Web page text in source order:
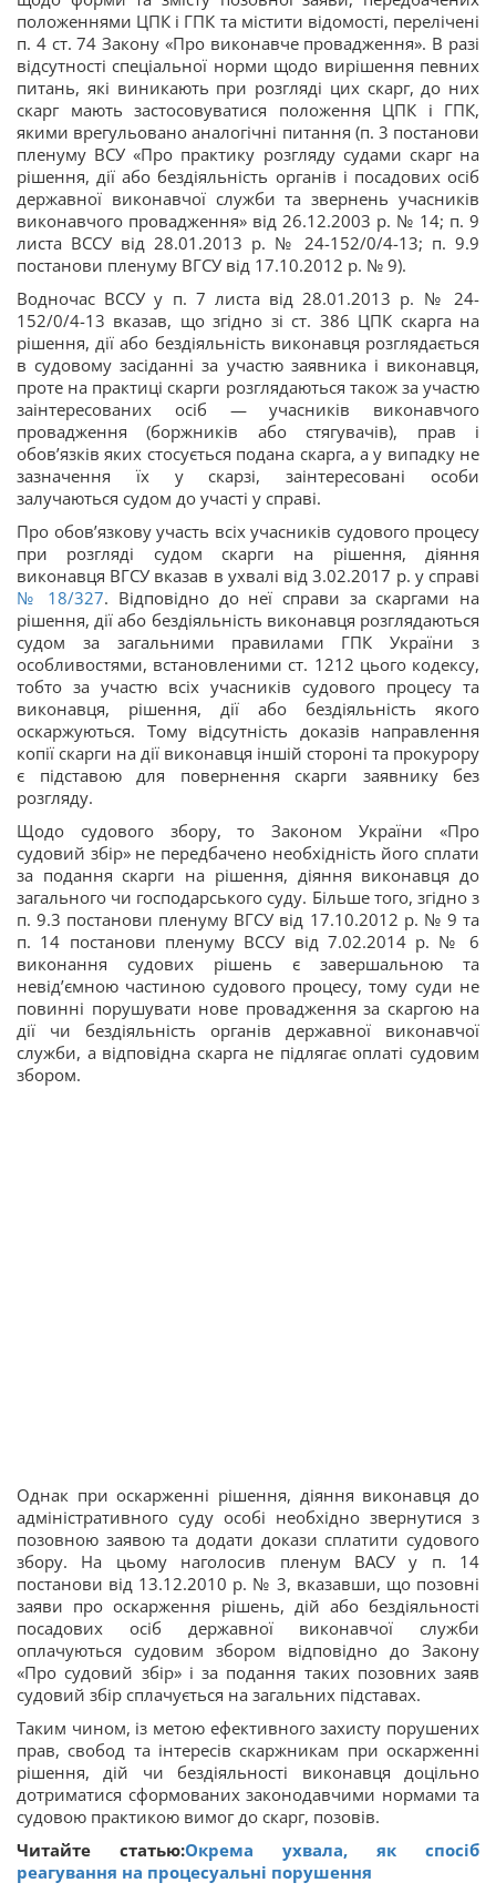
положеннями ЦПК і ГПК та містити відомості, перелічені
п. 4 ст. 74 Закону «Про виконавче провадження». В разі
відсутності спеціальної норми щодо вирішення певних
питань, які виникають при розгляді цих скарг, до них
скарг мають застосовуватися положення ЦПК і ГПК,
якими врегульовано аналогічні питання (п. 3 постанови
пленуму ВСУ «Про практику розгляду судами скарг на
рішення, дії або бездіяльність органів і посадових осіб
державної виконавчої служби та звернень учасників
виконавчого провадження» від 26.12.2003 р. № 14; п. 9
листа ВССУ від 28.01.2013 р. № 24-152/0/4-13; п. 9.9
постанови пленуму ВГСУ від 17.10.2012 р. № 9).
Водночас ВССУ у п. 7 листа від 28.01.2013 р. № 24-
152/0/4-13 вказав, що згідно зі ст. 386 ЦПК скарга на
рішення, дії або бездіяльність виконавця розглядається
в судовому засіданні за участю заявника і виконавця,
проте на практиці скарги розглядаються також за участю
заінтересованих осіб — учасників виконавчого
провадження (боржників або стягувачів), прав і
обов’язків яких стосується подана скарга, а у випадку не
зазначення їх у скарзі, заінтересовані особи
залучаються судом до участі у справі.
Про обов’язкову участь всіх учасників судового процесу
при розгляді судом скарги на рішення, діяння
виконавця ВГСУ вказав в ухвалі від 3.02.2017 р. у справі
№ 18/327. Відповідно до неї справи за скаргами на
рішення, дії або бездіяльність виконавця розглядаються
судом за загальними правилами ГПК України з
особливостями, встановленими ст. 1212 цього кодексу,
тобто за участю всіх учасників судового процесу та
виконавця, рішення, дії або бездіяльність якого
оскаржуються. Тому відсутність доказів направлення
копії скарги на дії виконавця іншій стороні та прокурору
є підставою для повернення скарги заявнику без
розгляду.
Щодо судового збору, то Законом України «Про
судовий збір» не передбачено необхідність його сплати
за подання скарги на рішення, діяння виконавця до
загального чи господарського суду. Більше того, згідно з
п. 9.3 постанови пленуму ВГСУ від 17.10.2012 р. № 9 та
п. 14 постанови пленуму ВССУ від 7.02.2014 р. № 6
виконання судових рішень є завершальною та
невід’ємною частиною судового процесу, тому суди не
повинні порушувати нове провадження за скаргою на
дії чи бездіяльність органів державної виконавчої
служби, а відповідна скарга не підлягає оплаті судовим
збором.
Однак при оскарженні рішення, діяння виконавця до
адміністративного суду особі необхідно звернутися з
позовною заявою та додати докази сплатити судового
збору. На цьому наголосив пленум ВАСУ у п. 14
постанови від 13.12.2010 р. № 3, вказавши, що позовні
заяви про оскарження рішень, дій або бездіяльності
посадових осіб державної виконавчої служби
оплачуються судовим збором відповідно до Закону
«Про судовий збір» і за подання таких позовних заяв
судовий збір сплачується на загальних підставах.
Таким чином, із метою ефективного захисту порушених
прав, свобод та інтересів скаржникам при оскарженні
рішення, дій чи бездіяльності виконавця доцільно
дотриматися сформованих законодавчими нормами та
судовою практикою вимог до скарг, позовів.
Читайте статью:Окрема ухвала, як спосіб
реагування на процесуальні порушення